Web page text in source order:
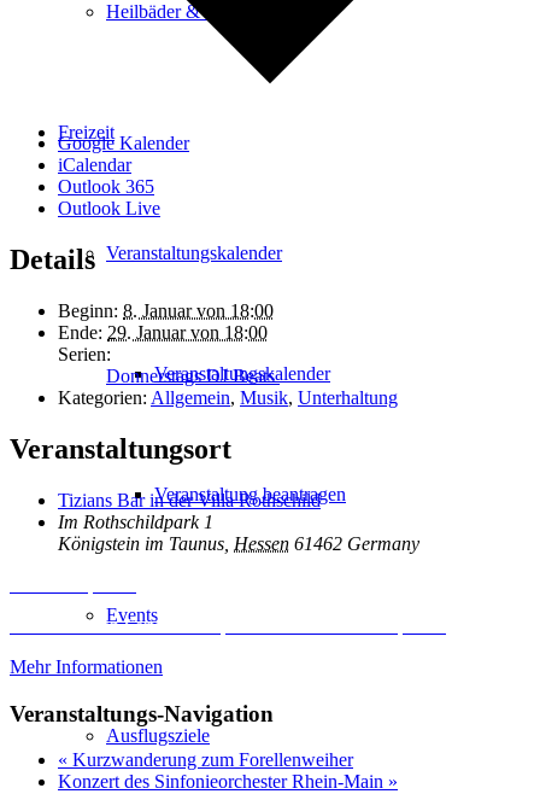
Heilbäder & Kurorte
Freizeit
Veranstaltungskalender
Veranstaltungskalender
Veranstaltung beantragen
Events
Ausflugsziele
Google Kalender
iCalendar
Outlook 365
Outlook Live
Details
Beginn: 8. Januar von 18:00
Ende: 29. Januar von 18:00
Serien:
Donnerstags DJ Beats
Kategorien: Allgemein, Musik, Unterhaltung
Veranstaltungsort
Tizians Bar in der Villa Rothschild
Im Rothschildpark 1
Königstein im Taunus Hessen 61462 Germany
Erforderlichen Service akzeptieren und Inhalte entsperren
Mehr Informationen
Veranstaltungs-Navigation
« Kurzwanderung zum Forellenweiher
Konzert des Sinfonieorchester Rhein-Main »